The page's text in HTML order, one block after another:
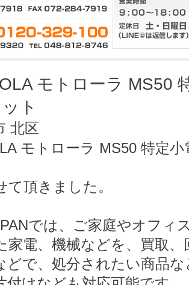
モトローラ MS50
ト
北区
モトローラ MS50 特定
て頂きました。
では、ご家庭やオフィ
家電、機械などを、買取
どで、処分されたい商品な